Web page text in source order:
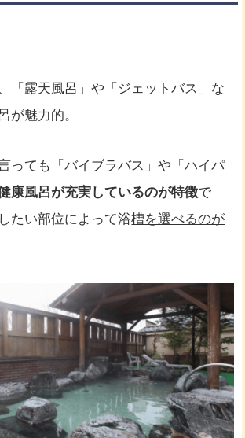
「露天風呂」や「ジェットバス」な
が魅力的。
っても「バイブラバス」や「ハイパ
康風呂が充実しているのが特徴で
たい部位によって浴槽を選べるのが